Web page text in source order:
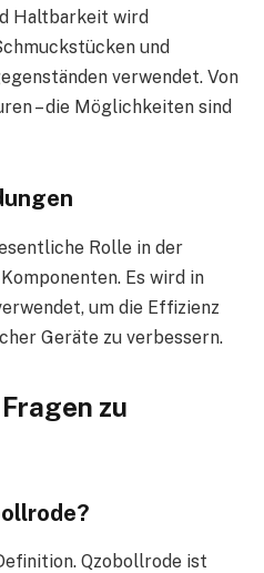
Haltbarkeit wird
und
verwendet. Von
– die Möglichkeiten sind
Rolle in der
Es wird in
um die Effizienz
Geräte zu verbessern.
zu
Qzobollrode ist